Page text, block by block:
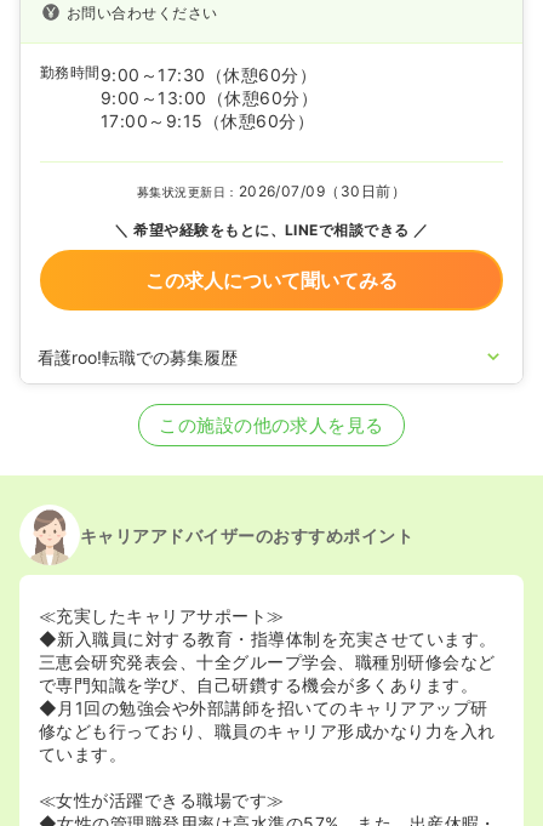
お問い合わせください
勤務時間 9:00～17:30
（休憩60分）
9:00～13:00
（休憩60分）
17:00～9:15
（休憩60分）
募集状況更新日： 2026/07/09（30日前）
希望や経験をもとに、LINEで相談できる
この求人について聞いてみる
看護roo!転職での募集履歴
正看護師の募集を休止
正看護師の募集を開始
2020/09/17正看護師を募集中
この施設の他の求人を見る
キャリアアドバイザーのおすすめポイント
≪充実したキャリアサポート≫
◆新入職員に対する教育・指導体制を充実させています。
三恵会研究発表会、十全グループ学会、職種別研修会など
で専門知識を学び、自己研鑽する機会が多くあります。
◆月1回の勉強会や外部講師を招いてのキャリアアップ研
修なども行っており、職員のキャリア形成かなり力を入れ
ています。
≪女性が活躍できる職場です≫